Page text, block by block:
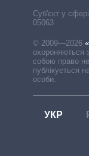
Cуб'єкт у
05063
© 2009—2026
охороняються
собою право
публікується
особи.
УКР